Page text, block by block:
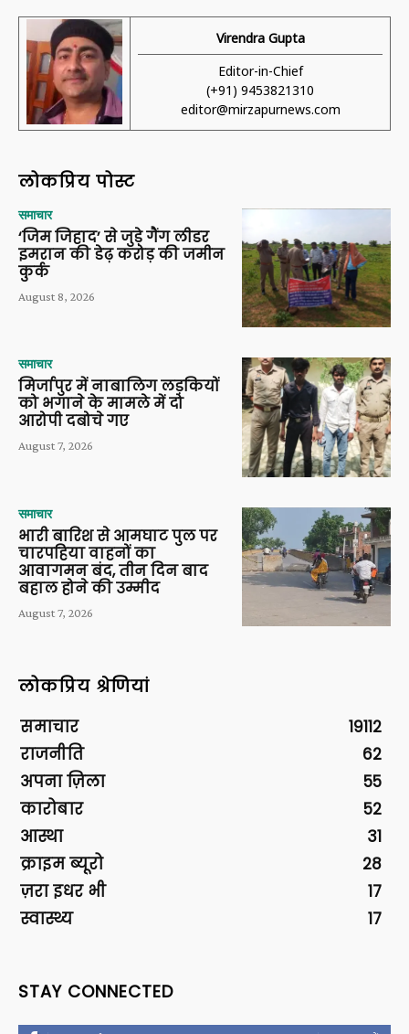
Virendra Gupta
Editor-in-Chief
(+91) 9453821310
editor@mirzapurnews.com
लोकप्रिय पोस्ट
समाचार
‘जिम जिहाद’ से जुड़े गैंग लीडर
इमरान की डेढ़ करोड़ की जमीन
कुर्क
August 8, 2026
समाचार
मिर्जापुर में नाबालिग लड़कियों
को भगाने के मामले में दो
आरोपी दबोचे गए
August 7, 2026
समाचार
भारी बारिश से आमघाट पुल पर
चारपहिया वाहनों का
आवागमन बंद, तीन दिन बाद
बहाल होने की उम्मीद
August 7, 2026
लोकप्रिय श्रेणियां
समाचार
19112
राजनीति
62
अपना ज़िला
55
कारोबार
52
आस्था
31
क्राइम ब्यूरो
28
ज़रा इधर भी
17
स्वास्थ्य
17
STAY CONNECTED